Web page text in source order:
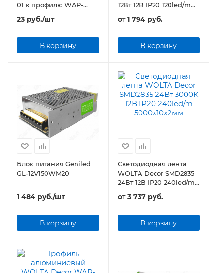
01 к профилю WAP-
15/6/2000-A 2шт
23 руб./шт
В корзину
12Вт 12В IP20 120led/m
от1 794 руб.
В корзину
Блок питания Geniled
GL-12V150WM20
1 484 руб./шт
В корзину
Светодиодная лента
WOLTA Decor SMD2835
24Вт 12В IP20 240led/m
от3 737 руб.
В корзину